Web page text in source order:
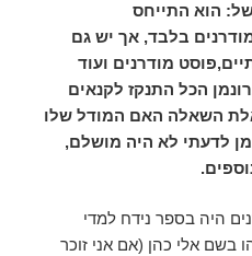
הוא התייחס
בלבד, אך יש גם
מודרנים ועוד
הכל התנקז לקנאים
השאלה האם המודל שלו
לדעתי לא היה מושלם,
היה בספר נידח למדי
בשם אלי כהן (אם אני זוכר